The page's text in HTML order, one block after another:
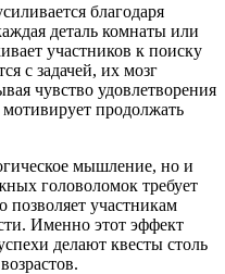
благодаря
деталь комнаты или
участников к поиску
с задачей, их мозг
чувство удовлетворения
продолжать
мышление, но и
головоломок требует
позволяет участникам
Именно этот эффект
делают квесты столь